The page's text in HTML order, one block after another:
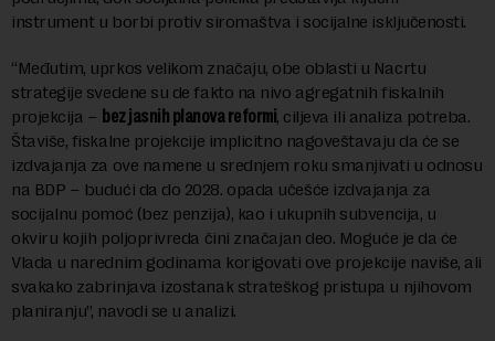
instrument u borbi protiv siromaštva i socijalne isključenosti.
“Međutim, uprkos velikom značaju, obe oblasti u Nacrtu
strategije svedene su de fakto na nivo agregatnih fiskalnih
projekcija – bez jasnih planova reformi, ciljeva ili analiza potreba.
Štaviše, fiskalne projekcije implicitno nagoveštavaju da će se
izdvajanja za ove namene u srednjem roku smanjivati u odnosu
na BDP – budući da do 2028. opada učešće izdvajanja za
socijalnu pomoć (bez penzija), kao i ukupnih subvencija, u
okviru kojih poljoprivreda čini značajan deo. Moguće je da će
Vlada u narednim godinama korigovati ove projekcije naviše, ali
svakako zabrinjava izostanak strateškog pristupa u njihovom
planiranju”, navodi se u analizi.